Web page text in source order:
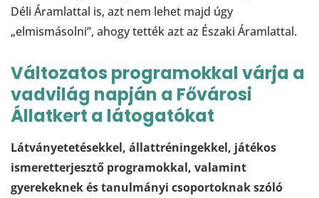
Déli Áramlattal is, azt nem lehet majd úgy
„elmismásolni”, ahogy tették azt az Északi Áramlattal.
Változatos programokkal várja a
vadvilág napján a Fővárosi
Állatkert a látogatókat
Látványetetésekkel, állattréningekkel, játékos
ismeretterjesztő programokkal, valamint
gyerekeknek és tanulmányi csoportoknak szóló